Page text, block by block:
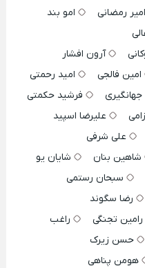
امیر رمضانی
امو بند
آرون افشار
امین فالجی
امید رحمتی
جهانگیری
فرشید حکمتی
علیرضا اسپید
علی شرفی
شاهین بنان
شایان یو
سبحان رستمی
رضا سگوند
رامین تجنگی
راغب
حسن زیرک
هومن پناهی